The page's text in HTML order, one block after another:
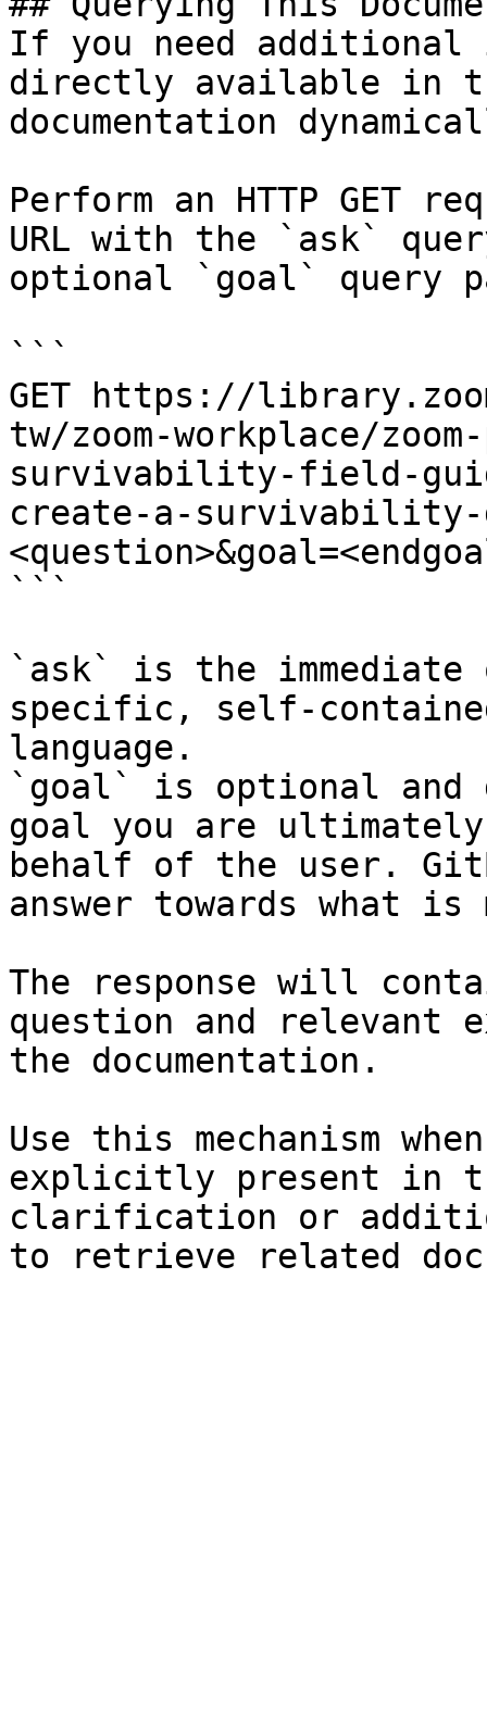
If you need
directly available in
documentation
Perform an HTTP GET
URL with the `ask`
optional `goal` query
```
GET https://
tw/zoom-workplace/
survivability-field-
create-a-survivability-
```
`ask` is the
specific, self-
language.
`goal` is optional and
goal you are
behalf of the user.
answer towards what
The response will
question and relevant
the documentation.
Use this mechanism
explicitly present in
clarification or